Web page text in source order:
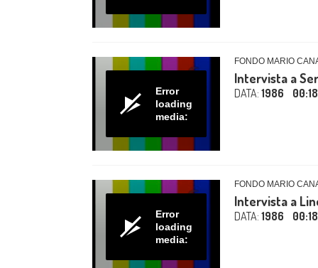
Error
loading
media:
FONDO MARIO
Intervista a
DATA: 1986
Error
loading
media:
FONDO MARIO
Intervista a
DATA: 1986